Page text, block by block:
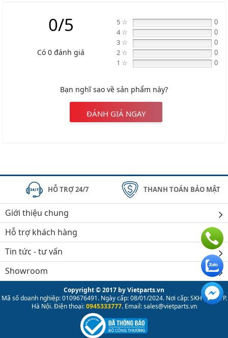
0/5
Có 0 đánh giá
5 ☆ 0
4 ☆ 0
3 ☆ 0
2 ☆ 0
1 ☆ 0
Bạn nghĩ sao về sản phẩm này?
ĐÁNH GIÁ NGAY
HỖ TRỢ 24/7 THANH TOÁN BẢO MẬT
Giới thiệu chung
Hỗ trợ khách hàng
Tin tức - tư vấn
Showroom
Copyright © 2017 by Vietparts.vn
Mã số doanh nghiệp: 0109676491. Ngày cấp: 08/01/2024. Nơi cấp: SKH & ĐT TP.
Hà Nội. Điện thoại:0945333777. Email: sales@vietparts.vn